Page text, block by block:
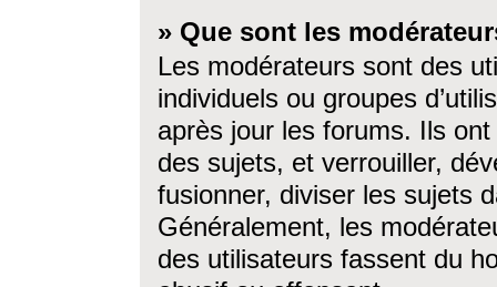
» Que sont les
Les modérateurs sont des
individuels ou groupes
après jour les forums. Ils ont
des sujets, et verrouiller,
fusionner, diviser les sujets
Généralement, les
des utilisateurs fassent du